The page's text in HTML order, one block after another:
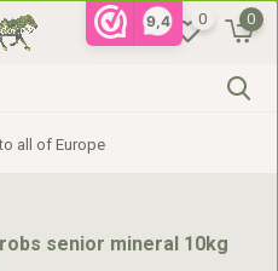
9,4 0 0
all of Europe
senior mineral 10kg